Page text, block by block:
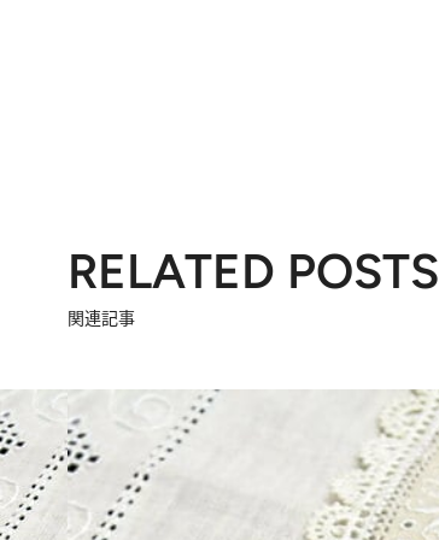
RELATED POSTS
関連記事